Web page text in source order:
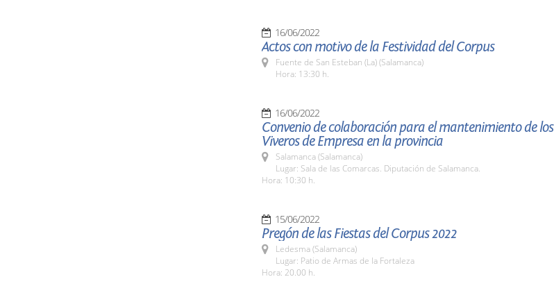
16/06/2022
Actos con motivo de la Festividad del Corpus
Fuente de San Esteban (La) (Salamanca)
Hora: 13:30 h.
16/06/2022
Convenio de colaboración para el mantenimiento de los
Viveros de Empresa en la provincia
Salamanca (Salamanca)
Lugar: Sala de las Comarcas. Diputación de Salamanca.
Hora: 10:30 h.
15/06/2022
Pregón de las Fiestas del Corpus 2022
Ledesma (Salamanca)
Lugar: Patio de Armas de la Fortaleza
Hora: 20.00 h.